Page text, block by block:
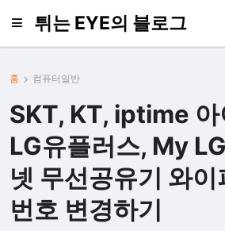
튀는 EYE의 블로그
홈 컴퓨터일반
SKT, KT, iptime 아
LG유플러스, My
넷 무선공유기 와이
번호 변경하기